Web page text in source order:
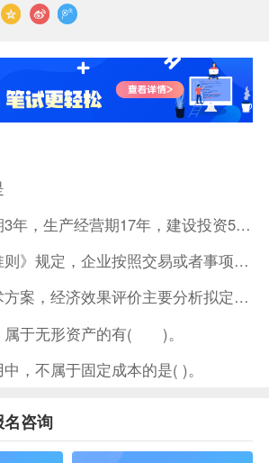
某建设项目建设期3年，生产经营期17年，建设投资5500万元
我国《企业会计准则》规定，企业按照交易或者事项的经济特征确定
对于非经营性技术方案，经济效果评价主要分析拟定方案的( )。
属于无形资产的有( )。
，不属于固定成本的是( )。
名咨询